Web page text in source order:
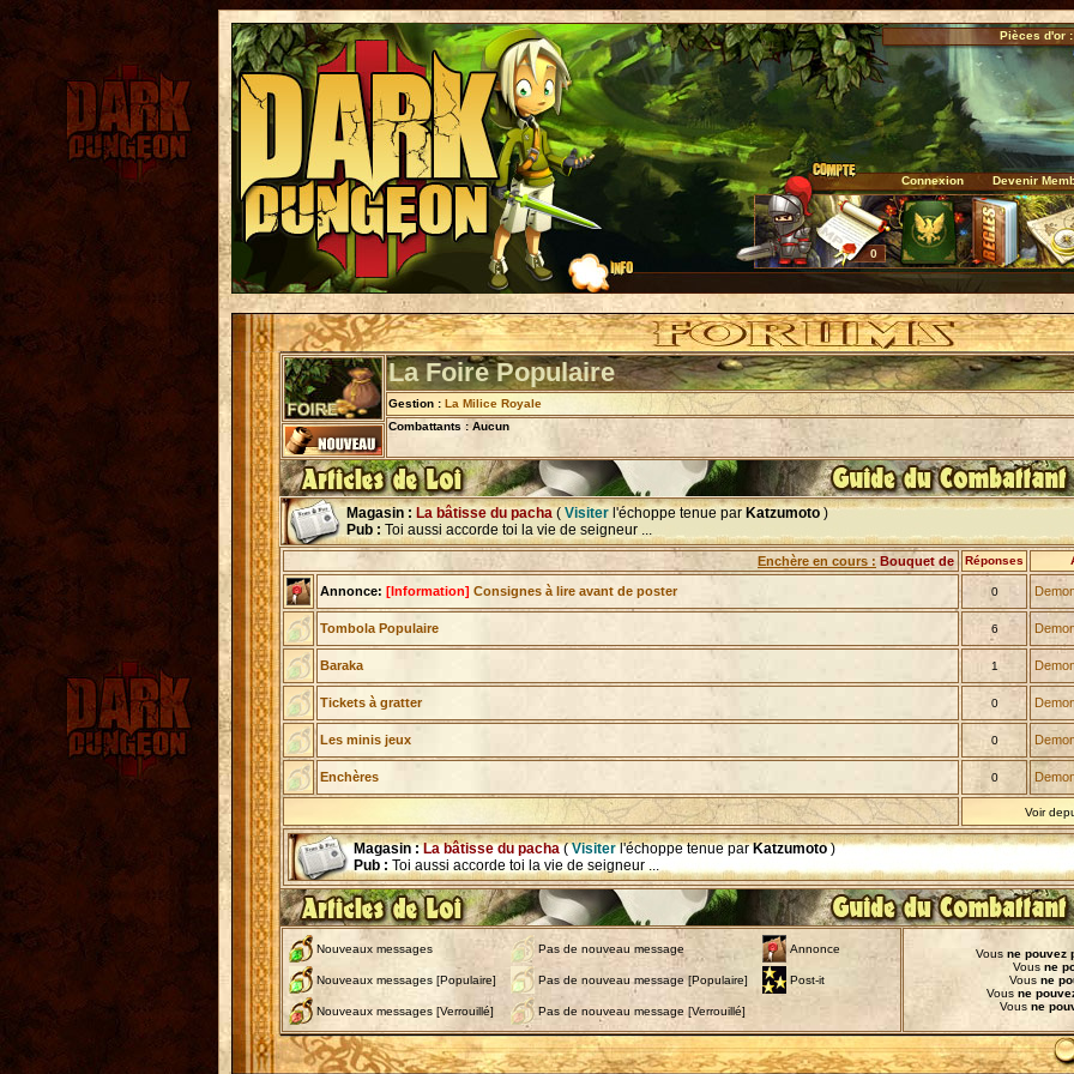
Pièces d'or
Connexion Devenir
0
La Foire Populaire
Gestion : La Milice Royale
Combattants : Aucun
Magasin : La bâtisse du pacha ( Visiter l'échoppe tenue parKatzumoto )
Pub : Toi aussi accorde toi la vie de seigneur ...
Enchère en cours : Bouquet de sang Gagnant actuel :
Réponses
Annonce: [Information] Consignes à lire avant de poster 0
Tombola Populaire 6
Baraka 1
Tickets à gratter 0
Les minis jeux 0
Enchères 0
Voir
Magasin :La bâtisse du pacha(Visiterl'échoppe tenue parKatzumoto)
Pub : Toi aussi accorde toi la vie de seigneur ...
Nouveaux messages Pas de nouveau message Annonce
Nouveaux messages [Populaire] Pas de nouveau message [Populaire] Post-it
Nouveaux messages [Verrouillé] Pas de nouveau message [Verrouillé]
Vous ne pouvez
Vous ne
Vous ne
Vous ne
Vous ne